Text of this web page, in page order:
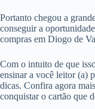
Portanto chegou a
conseguir a
compras em Diogo de
Com o intuito de que
ensinar a você leitor (a)
dicas. Confira agora
conquistar o cartão que